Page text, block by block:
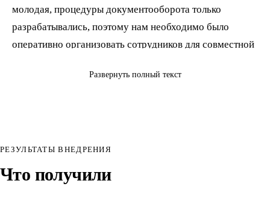
молодая, процедуры документооборота только
разрабатывались, поэтому нам необходимо было
оперативно организовать сотрудников для совместной
также избежать дублирования работы с договорами в
В ходе внедрения системы исполнителем был проведён
Развернуть полный текст
РЕЗУЛЬТАТЫ ВНЕДРЕНИЯ
Что получили